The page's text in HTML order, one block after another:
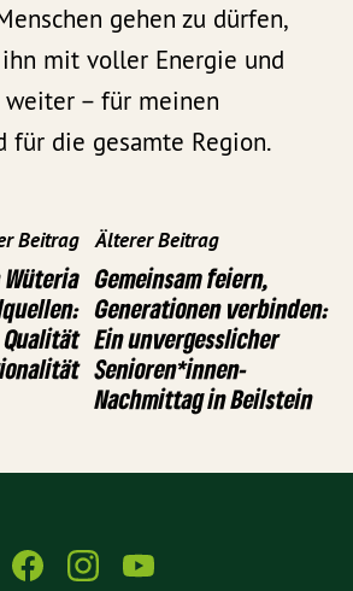
gehen zu dürfen,
mit voller Energie und
weiter – für meinen
für die gesamte Region.
Beitrag Älterer Beitrag
Gemeinsam feiern,
Generationen verbinden:
Ein unvergesslicher
Senioren*innen-
Nachmittag in Beilstein